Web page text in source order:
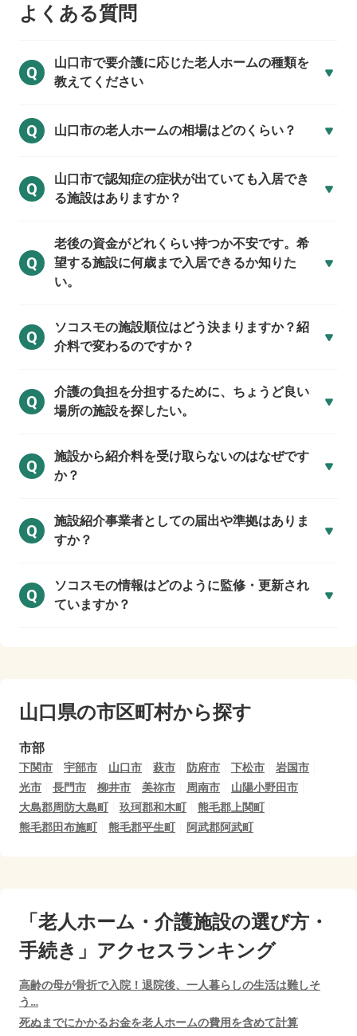
よくある質問
Q
山口市で要介護に応じた老人ホームの種類を
教えてください
Q 山口市の老人ホームの相場はどのくらい？
Q
山口市で認知症の症状が出ていても入居でき
る施設はありますか？
Q
老後の資金がどれくらい持つか不安です。希
望する施設に何歳まで入居できるか知りた
い。
Q
ソコスモの施設順位はどう決まりますか？紹
介料で変わるのですか？
Q
介護の負担を分担するために、ちょうど良い
場所の施設を探したい。
Q
施設から紹介料を受け取らないのはなぜです
か？
Q
施設紹介事業者としての届出や準拠はありま
すか？
Q
ソコスモの情報はどのように監修・更新され
ていますか？
山口県の市区町村から探す
市部
下関市 宇部市 山口市 萩市 防府市 下松市
岩国市
光市
長門市 柳井市 美祢市 周南市
山陽小野田市
大島郡周防大島町
玖珂郡和木町
熊毛郡上関町
熊毛郡田布施町
熊毛郡平生町 阿武郡阿武町
「老人ホーム・介護施設の選び方・
手続き」アクセスランキング
高齢の母が骨折で入院！退院後、一人暮らしの生活は難しそ
う…
死ぬまでにかかるお金を老人ホームの費用を含めて計算